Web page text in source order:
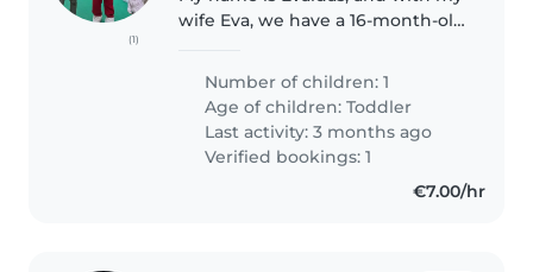
(1)
wife Eva, we have a 16-month-old
curiuous and energetic toddler
and we are looking for a some
help sometimes to look after..
Number of children: 1
Age of children:Toddler
Last activity: 3 months ago
Verified bookings: 1
€7.00/hr